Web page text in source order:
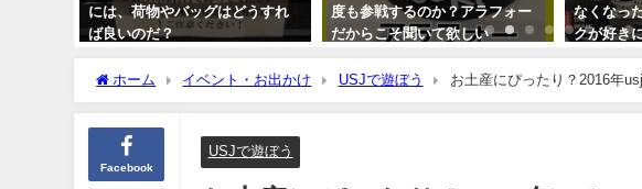
には、荷物やバッグはどうすれ
ば良いのだ？
度も参戦するのか？アラフォー
だからこそ聞いて欲しい
なくなっ
クが好き
ホーム イベント・お出かけ USJで遊ぼう お土産にぴったり？2016年
Facebook
USJで遊ぼう